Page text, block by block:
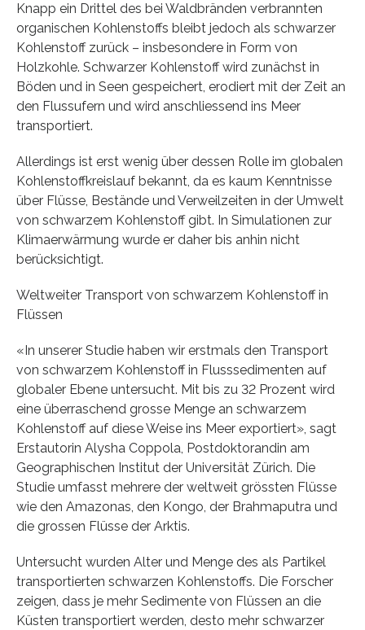
Knapp ein Drittel des bei Waldbränden verbrannten
organischen Kohlenstoffs bleibt jedoch als schwarzer
Kohlenstoff zurück – insbesondere in Form von
Holzkohle. Schwarzer Kohlenstoff wird zunächst in
Böden und in Seen gespeichert, erodiert mit der Zeit an
den Flussufern und wird anschliessend ins Meer
transportiert.
Allerdings ist erst wenig über dessen Rolle im globalen
Kohlenstoffkreislauf bekannt, da es kaum Kenntnisse
über Flüsse, Bestände und Verweilzeiten in der Umwelt
von schwarzem Kohlenstoff gibt. In Simulationen zur
Klimaerwärmung wurde er daher bis anhin nicht
berücksichtigt.
Weltweiter Transport von schwarzem Kohlenstoff in
Flüssen
«In unserer Studie haben wir erstmals den Transport
von schwarzem Kohlenstoff in Flusssedimenten auf
globaler Ebene untersucht. Mit bis zu 32 Prozent wird
eine überraschend grosse Menge an schwarzem
Kohlenstoff auf diese Weise ins Meer exportiert», sagt
Erstautorin Alysha Coppola, Postdoktorandin am
Geographischen Institut der Universität Zürich. Die
Studie umfasst mehrere der weltweit grössten Flüsse
wie den Amazonas, den Kongo, der Brahmaputra und
die grossen Flüsse der Arktis.
Untersucht wurden Alter und Menge des als Partikel
transportierten schwarzen Kohlenstoffs. Die Forscher
zeigen, dass je mehr Sedimente von Flüssen an die
Küsten transportiert werden, desto mehr schwarzer